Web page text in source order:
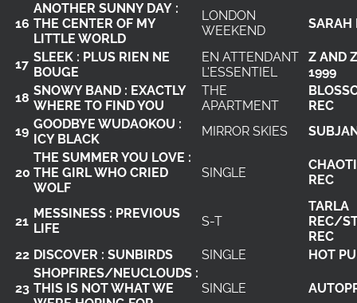
16
ANOTHER SUNNY DAY :
THE CENTER OF MY
LITTLE WORLD
LONDON
WEEKEND
SARAH
17 SLEEK : PLUS RIEN NE
BOUGE
EN ATTENDANT
L'ESSENTIEL
Z AND
1999
18 SNOWY BAND : EXACTLY
WHERE TO FIND YOU
THE
APARTMENT
REC
19 GOODBYE WUDAOKOU :
ICY BLACK
MIRROR SKIES
20
THE SUMMER YOU LOVE :
THE GIRL WHO CRIED
WOLF
SINGLE
REC
21
MESSINESS : PREVIOUS
LIFE
S-T
TARLA
REC/
REC
22 DISCOVER : SUNBIRDS SINGLE HOT
23
SHOPFIRES/NEUCLOUDS :
THIS IS NOT WHAT WE
SINGLE